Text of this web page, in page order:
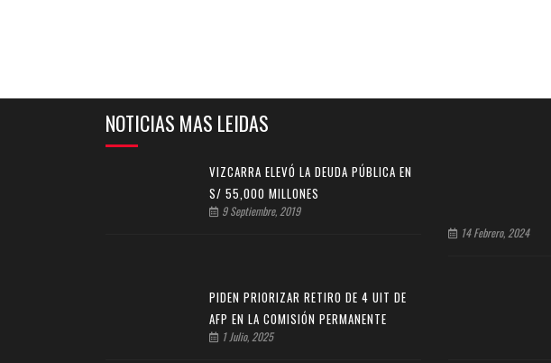
NOTICIAS MAS LEIDAS
VIZCARRA ELEVÓ LA DEUDA PÚBLICA EN
S/ 55,000 MILLONES
9 Septiembre, 2019
14 Febrero, 2024
PIDEN PRIORIZAR RETIRO DE 4 UIT DE
AFP EN LA COMISIÓN PERMANENTE
1 Julio, 2025